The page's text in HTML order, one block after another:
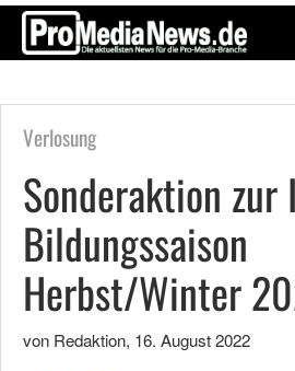
Verlosung
Sonderaktion zur
Bildungssaison
Herbst/Winter
von Redaktion, 16. August 2022